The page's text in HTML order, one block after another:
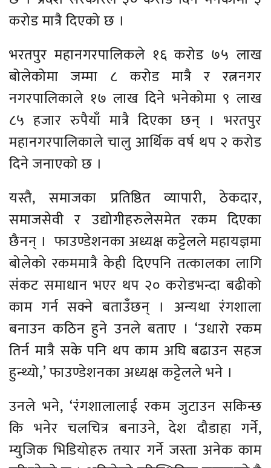
करोड मात्रै दिएको छ ।
भरतपुर महानगरपालिकले १६ करोड ७५ लाख
बोलेकोमा जम्मा ८ करोड मात्रै र रत्ननगर
नगरपालिकाले १७ लाख दिने भनेकोमा ९ लाख
८५ हजार रुपैयाँ मात्रै दिएका छन् । भरतपुर
महानगरपालिकाले चालु आर्थिक वर्ष थप २ करोड
दिने जनाएको छ ।
यस्तै, समाजका प्रतिष्ठित व्यापारी, ठेकदार,
समाजसेवी र उद्योगीहरुलेसमेत रकम दिएका
छैनन् । फाउण्डेशनका अध्यक्ष कट्टेलले महायज्ञमा
बोलेको रकममात्रै केही दिएपनि तत्कालका लागि
संकट समाधान भएर थप २० करोडभन्दा बढीको
काम गर्न सक्ने बताउँछन् । अन्यथा रंगशाला
बनाउन कठिन हुने उनले बताए । ‘उधारो रकम
तिर्न मात्रै सके पनि थप काम अघि बढाउन सहज
हुन्थ्यो,’ फाउण्डेशनका अध्यक्ष कट्टेलले भने ।
उनले भने, ‘रंगशालालाई रकम जुटाउन सकिन्छ
कि भनेर चलचित्र बनाउने, देश दौडाहा गर्ने,
म्युजिक भिडियोहरु तयार गर्ने जस्ता अनेक काम